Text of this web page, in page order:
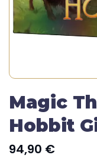
Magic
Hobbit
94,90 €